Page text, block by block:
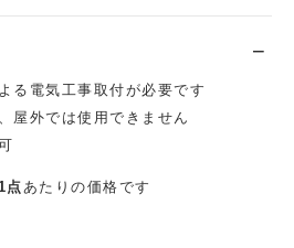
る電気工事取付が必要です
屋外では使用できません
点あたりの価格です